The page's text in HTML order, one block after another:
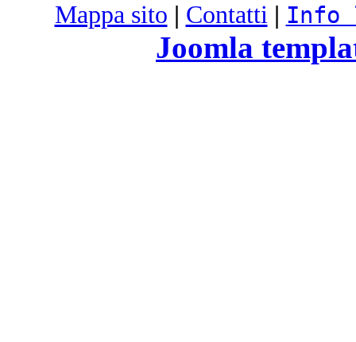
Mappa sito | Contatti | Info
Joomla